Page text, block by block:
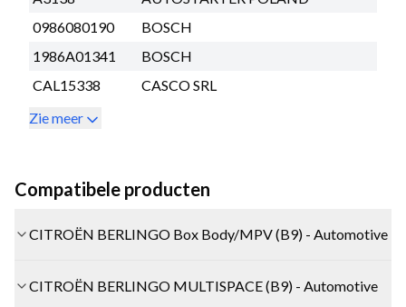
0986080190
BOSCH
1986A01341
BOSCH
CAL15338
CASCO SRL
Zie meer
Compatibele producten
CITROËN BERLINGO Box Body/MPV (B9) - Automotive
CITROËN BERLINGO MULTISPACE (B9) - Automotive